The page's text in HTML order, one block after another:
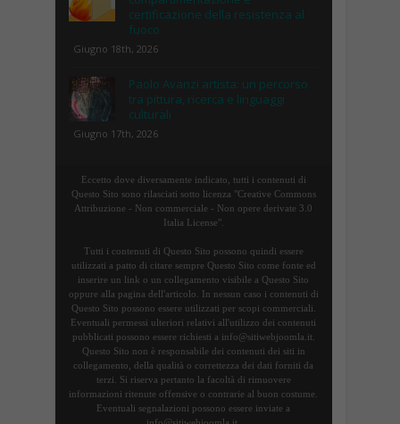
certificazione della resistenza al
fuoco
Giugno 18th, 2026
Paolo Avanzi artista: un percorso
tra pittura, ricerca e linguaggi
culturali
Giugno 17th, 2026
Eccetto dove diversamente indicato, tutti i contenuti di
Questo Sito sono rilasciati sotto licenza "Creative Commons
Attribuzione - Non commerciale - Non opere derivate 3.0
Italia License".
Tutti i contenuti di Questo Sito possono quindi essere
utilizzati a patto di citare sempre Questo Sito come fonte ed
inserire un link o un collegamento visibile a Questo Sito
oppure alla pagina dell'articolo. In nessun caso i contenuti di
Questo Sito possono essere utilizzati per scopi commerciali.
Eventuali permessi ulteriori relativi all'utilizzo dei contenuti
pubblicati possono essere richiesti a info@sitiwebjoomla.it.
Questo Sito non è responsabile dei contenuti dei siti in
collegamento, della qualità o correttezza dei dati forniti da
terzi. Si riserva pertanto la facoltà di rimuovere
informazioni ritenute offensive o contrarie al buon costume.
Eventuali segnalazioni possono essere inviate a
info@sitiwebjoomla.it.